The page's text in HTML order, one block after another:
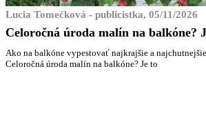
Lucia Tomečková - publicistka, 05/11/2026
Celoročná úroda malín na balkóne?
Ako na balkóne vypestovať najkrajšie a
Celoročná úroda malín na balkóne? Je to